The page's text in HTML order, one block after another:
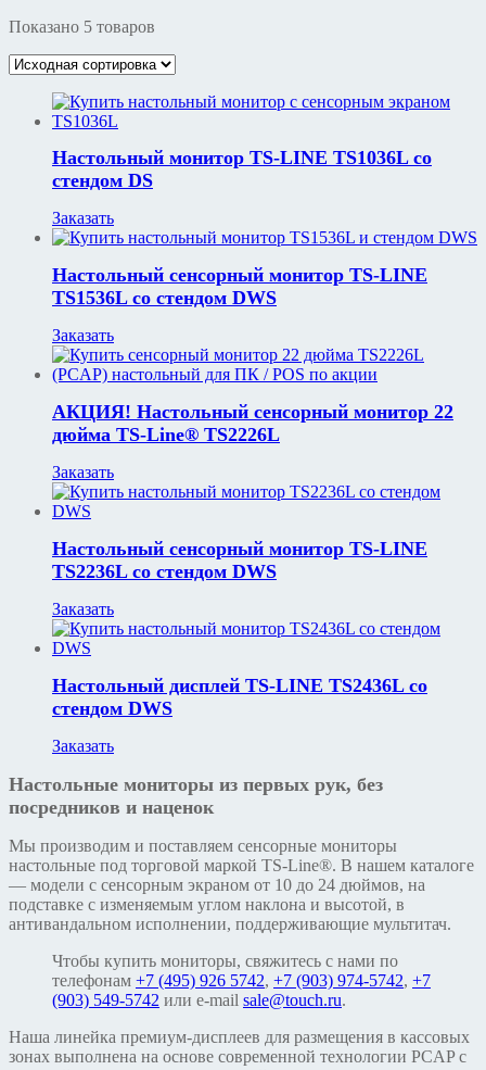
Показано 5 товаров
Настольный монитор TS-LINE TS1036L со
стендом DS
Заказать
Настольный сенсорный монитор TS-LINE
TS1536L со стендом DWS
Заказать
АКЦИЯ! Настольный сенсорный монитор 22
дюйма TS-Line® TS2226L
Заказать
Настольный сенсорный монитор TS-LINE
TS2236L со стендом DWS
Заказать
Настольный дисплей TS-LINE TS2436L со
стендом DWS
Заказать
Настольные мониторы из первых рук, без
посредников и наценок
Мы производим и поставляем сенсорные мониторы
настольные под торговой маркой TS-Line®. В нашем каталоге
— модели с сенсорным экраном от 10 до 24 дюймов, на
подставке с изменяемым углом наклона и высотой, в
антивандальном исполнении, поддерживающие мультитач.
Чтобы купить мониторы, свяжитесь с нами по
телефонам +7 (495) 926 5742, +7 (903) 974-5742, +7
(903) 549-5742 или e-mail sale@touch.ru.
Наша линейка премиум-дисплеев для размещения в кассовых
зонах выполнена на основе современной технологии PCAP с